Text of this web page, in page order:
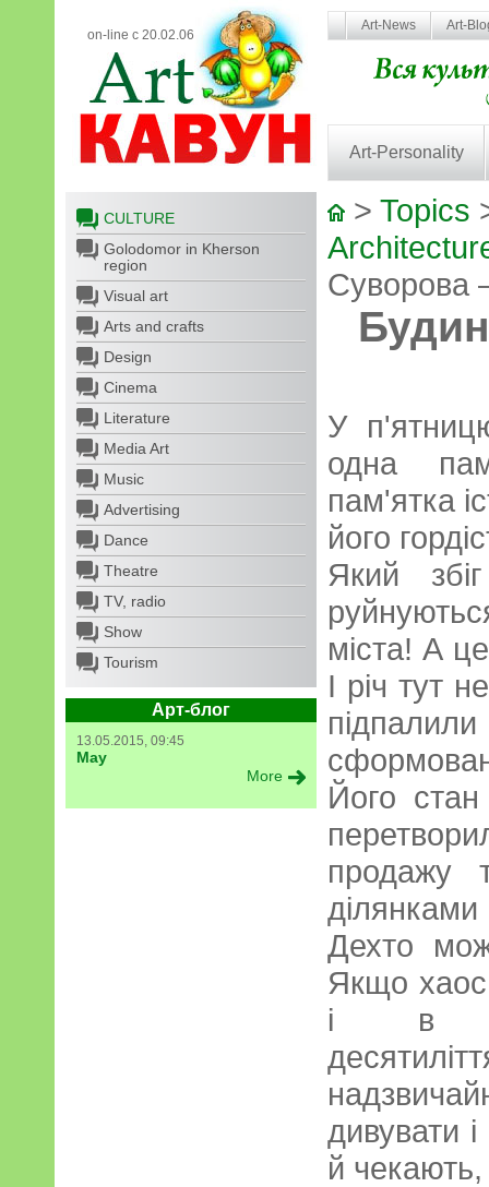
on-line с 20.02.06
Art-News Art-
Art-Personality
CULTURE
Golodomor in Kherson
region
Visual art
Arts and crafts
Design
Cinema
Literature
Media Art
Music
Advertising
Dance
Theatre
TV, radio
Show
Tourism
Арт-блог
13.05.2015, 09:45
May
More
> Topics
Суворова
У
одна
пам'ятка
його
Який
міста! А
І річ тут
Його
продажу
Дехто
Якщо хаос
і в
дивувати
й